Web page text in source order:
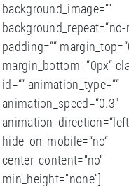
background_image=““
background_repeat=“no-
padding=““
margin_bottom=“0px“
id=““ animation_type=““
animation_speed=“0.3″
hide_on_mobile=“no“
center_content=“no“
min_height=“none“]